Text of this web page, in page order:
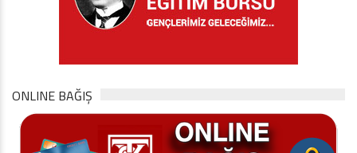
ONLINE BAĞIŞ